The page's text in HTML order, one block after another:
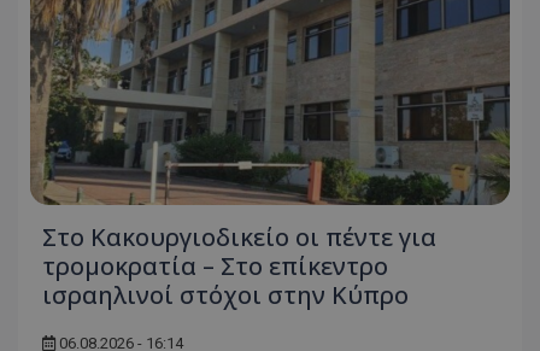
Στο Κακουργιοδικείο οι πέντε για
τρομοκρατία – Στο επίκεντρο
ισραηλινοί στόχοι στην Κύπρο
06.08.2026 - 16:14